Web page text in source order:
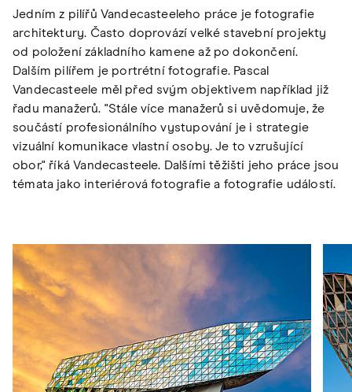
Jedním z pilířů Vandecasteeleho práce je fotografie
architektury. Často doprovází velké stavební projekty
od položení základního kamene až po dokončení.
Dalším pilířem je portrétní fotografie. Pascal
Vandecasteele měl před svým objektivem například již
řadu manažerů. "Stále více manažerů si uvědomuje, že
součástí profesionálního vystupování je i strategie
vizuální komunikace vlastní osoby. Je to vzrušující
obor," říká Vandecasteele. Dalšími těžišti jeho práce jsou
témata jako interiérová fotografie a fotografie událostí.